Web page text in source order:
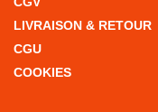
LIVRAISON & RETOUR
CGU
COOKIES